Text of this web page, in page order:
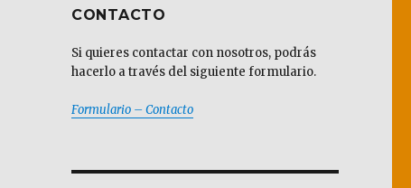
CONTACTO
Si quieres contactar con nosotros, podrás
hacerlo a través del siguiente formulario.
Formulario – Contacto